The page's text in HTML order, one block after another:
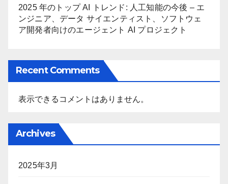
2025 年のトップ AI トレンド: 人工知能の今後 – エ
ンジニア、データ サイエンティスト、ソフトウェ
ア開発者向けのエージェント AI プロジェクト
Recent Comments
表示できるコメントはありません。
Archives
2025年3月